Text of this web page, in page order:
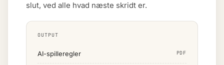
slut, ved alle hvad næste skridt er.
OUTPUT
AI-spilleregler PDF